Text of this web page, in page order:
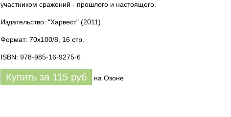
участником сражений - прошлого и настоящего.
Издательство: "Харвест" (2011)
Формат: 70x100/8, 16 стр.
ISBN: 978-985-16-9275-6
Купить за 115 руб на Озоне